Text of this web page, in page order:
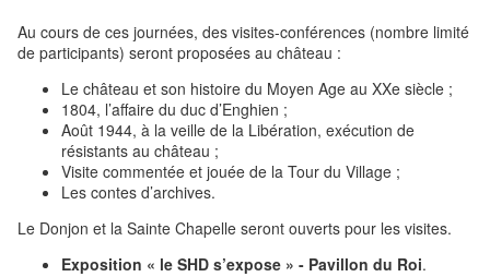
Au cours de ces journées, des visites-conférences (nombre limité
de participants) seront proposées au château :
Le château et son histoire du Moyen Age au XXe siècle ;
1804, l’affaire du duc d’Enghien ;
Août 1944, à la veille de la Libération, exécution de
résistants au château ;
Visite commentée et jouée de la Tour du Village ;
Les contes d’archives.
Le Donjon et la Sainte Chapelle seront ouverts pour les visites.
Exposition « le SHD s’expose » - Pavillon du Roi.